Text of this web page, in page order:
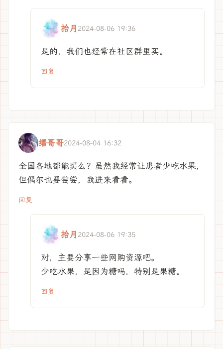
拾月 2024-08-06 19:36
是的，我们也经常在社区群里买。
回复
缙哥哥2024-08-04 16:32
全国各地都能买么？虽然我经常让患者少吃水果，
但偶尔也要尝尝，我进来看看。
回复
拾月 2024-08-06 19:35
对，主要分享一些网购资源吧。
少吃水果，是因为糖吗，特别是果糖。
回复